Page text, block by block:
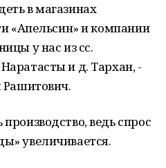
в магазинах
«Апельсин» и компании
у нас из сс.
и д. Тархан, -
Рашитович.
ведь спрос
увеличивается.